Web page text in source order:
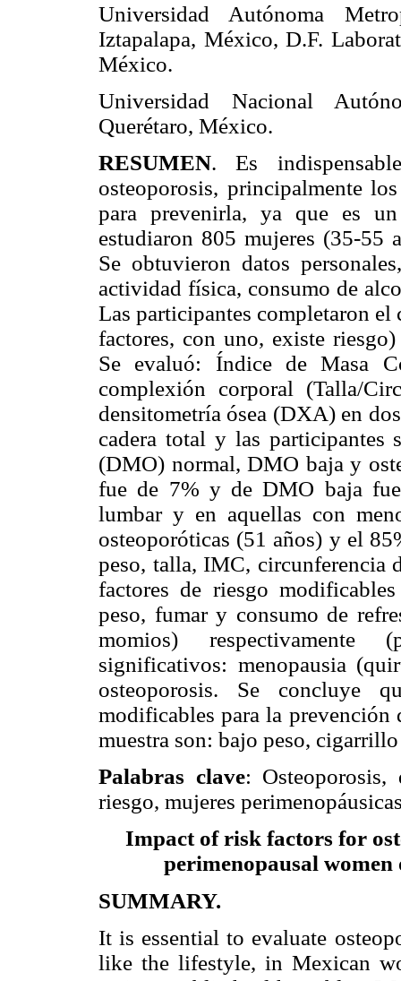
Universidad Autónoma
Iztapalapa, México, D.F.
México.
Universidad Nacional
Querétaro, México.
RESUMEN. Es
osteoporosis, principalmente
para prevenirla, ya que es
estudiaron 805 mujeres (35-55
Se obtuvieron datos
actividad física, consumo de
Las participantes completaron
factores, con uno, existe
Se evaluó: Índice de Masa
complexión corporal (Talla/
densitometría ósea (DXA) en
cadera total y las participantes
(DMO) normal, DMO baja y
fue de 7% y de DMO baja fue
lumbar y en aquellas con
osteoporóticas (51 años) y el
peso, talla, IMC, circunferencia
factores de riesgo
peso, fumar y consumo de
momios) respectivamente
significativos: menopausia
osteoporosis. Se concluye
modificables para la prevención
muestra son: bajo peso,
Palabras clave: Osteoporosis,
riesgo, mujeres
Impact of risk factors for
perimenopausal
SUMMARY.
It is essential to evaluate
like the lifestyle, in Mexican